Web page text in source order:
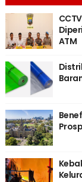
ATM